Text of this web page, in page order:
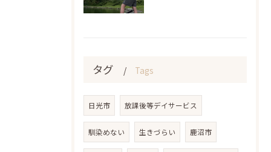
タグ Tags
日光市 放課後等デイサービス
馴染めない 生きづらい 鹿沼市